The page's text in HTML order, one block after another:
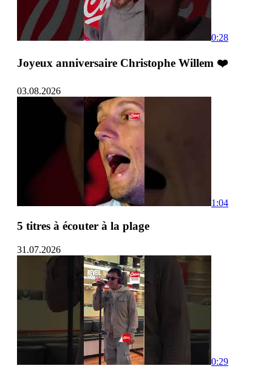
0:28
Joyeux anniversaire Christophe Willem ❤️
03.08.2026
1:04
5 titres à écouter à la plage
31.07.2026
0:29